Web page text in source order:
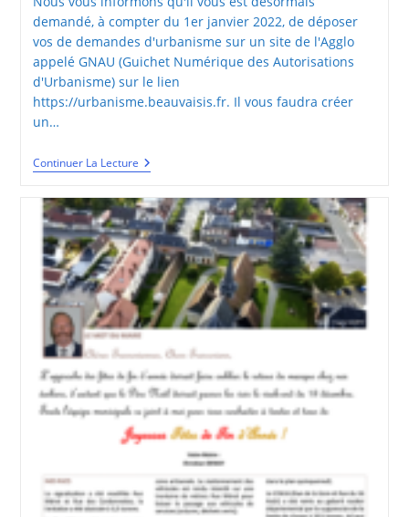
demandé, à compter du 1er janvier 2022, de déposer
vos de demandes d'urbanisme sur un site de l'Agglo
appelé GNAU (Guichet Numérique des Autorisations
d'Urbanisme) sur le lien
https://urbanisme.beauvaisis.fr. Il vous faudra créer
un…
Continuer La LectureDématérialisation
Des
D’urbanisme